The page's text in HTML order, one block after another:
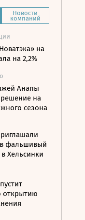
Новости
компаний
на
на 2,2%
Анапы
на
сезона
фальшивый
Хельсинки
открытию